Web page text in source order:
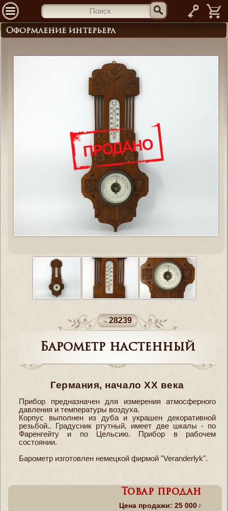
—
Оформление интерьера
28239
Барометр настенный
Германия, начало XX века
Прибор предназначен для измерения атмосферного
давления и температуры воздуха.
Корпус выполнен из дуба и украшен декоративной
резьбой.. Градусник ртутный, имеет две шкалы - по
Фаренгейту и по Цельсию. Прибор в рабочем
состоянии.
Барометр изготовлен немецкой фирмой "Veranderlyk".
Товар продан
Цена продажи: 25 000